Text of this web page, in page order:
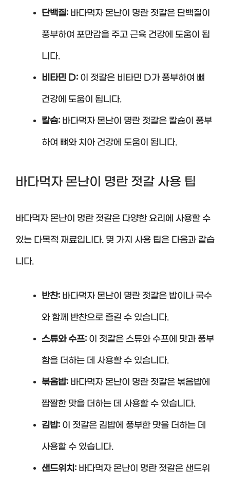
단백질: 바다먹자 몬난이 명란 젓갈은 단백질이
풍부하여 포만감을 주고 근육 건강에 도움이 됩
니다.
비타민 D: 이 젓갈은 비타민 D가 풍부하여 뼈
건강에 도움이 됩니다.
칼슘: 바다먹자 몬난이 명란 젓갈은 칼슘이 풍부
하여 뼈와 치아 건강에 도움이 됩니다.
바다먹자 몬난이 명란 젓갈 사용 팁
바다먹자 몬난이 명란 젓갈은 다양한 요리에 사용할 수
있는 다목적 재료입니다. 몇 가지 사용 팁은 다음과 같습
니다.
반찬: 바다먹자 몬난이 명란 젓갈은 밥이나 국수
와 함께 반찬으로 즐길 수 있습니다.
스튜와 수프: 이 젓갈은 스튜와 수프에 맛과 풍부
함을 더하는 데 사용할 수 있습니다.
볶음밥: 바다먹자 몬난이 명란 젓갈은 볶음밥에
짭짤한 맛을 더하는 데 사용할 수 있습니다.
김밥: 이 젓갈은 김밥에 풍부한 맛을 더하는 데
사용할 수 있습니다.
샌드위치: 바다먹자 몬난이 명란 젓갈은 샌드위